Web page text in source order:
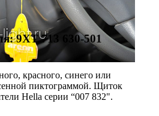
9XT 713 630-501
красного, синего или
пиктограммой. Щиток
Hella серии “007 832".